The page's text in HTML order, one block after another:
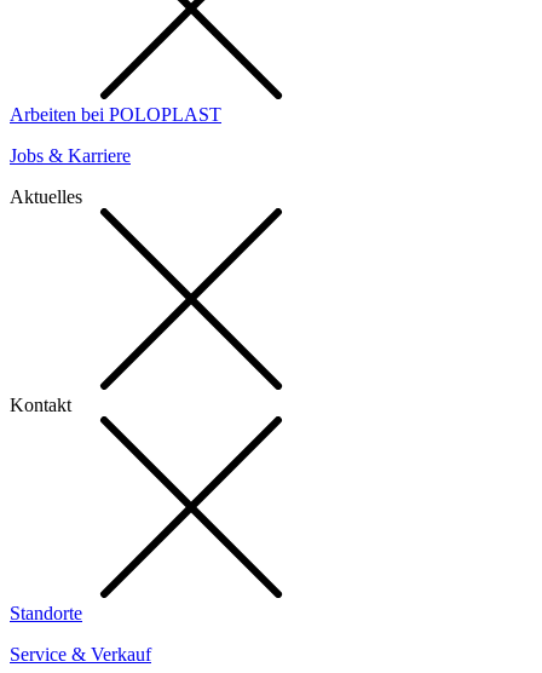
Arbeiten bei POLOPLAST
Jobs & Karriere
Aktuelles
Kontakt
Standorte
Service & Verkauf